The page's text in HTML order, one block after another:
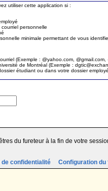
utiliser cette application si :
personnelle
minimale permettant de vous
(Exemple : @yahoo.com,
de Montréal (Exemple :
étudiant ou dans votre dossier
du fureteur à la fin de votre
de confidentialité Configuration du